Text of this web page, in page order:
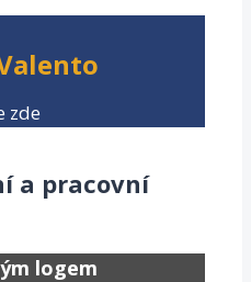
zde
a pracovní
logem